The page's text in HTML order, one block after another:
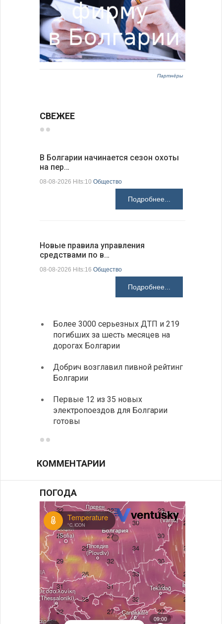
Партнёры
СВЕЖЕЕ
В Болгарии начинается сезон охоты
на пер…
08-08-2026 Hits:10 Общество
Подробнее...
Новые правила управления
средствами по в…
08-08-2026 Hits:16 Общество
Подробнее...
Более 3000 серьезных ДТП и 219
погибших за шесть месяцев на
дорогах Болгарии
Добрич возглавил пивной рейтинг
Болгарии
Первые 12 из 35 новых
электропоездов для Болгарии
готовы
КОММЕНТАРИИ
ПОГОДА